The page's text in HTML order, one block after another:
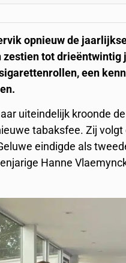
opnieuw de
tot drieëntwintig
een
uiteindelijk kroonde
tabaksfee. Zij
eindigde als
Hanne